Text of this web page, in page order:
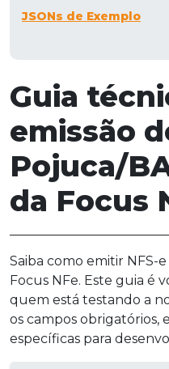
Guia
emissão
Pojuca/
da Focus
Saiba como emitir NFS-
Focus NFe. Este guia é
quem está testando a
os campos obrigatórios,
específicas para
JSONs de Exemplo